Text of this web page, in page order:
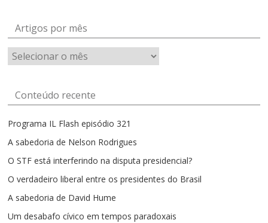
Artigos por mês
Artigos
por
Conteúdo recente
Programa IL Flash episódio 321
A sabedoria de Nelson Rodrigues
O STF está interferindo na disputa presidencial?
O verdadeiro liberal entre os presidentes do Brasil
A sabedoria de David Hume
Um desabafo cívico em tempos paradoxais